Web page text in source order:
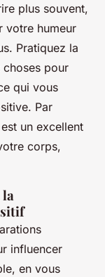
plus souvent,
votre humeur
Pratiquez la
pour
qui vous
Par
un excellent
corps,
influencer
en vous